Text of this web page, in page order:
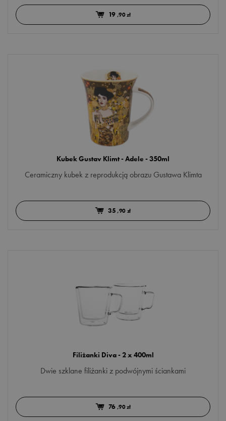
19 ,90 zł
Kubek Gustav Klimt - Adele - 350ml
Ceramiczny kubek z reprodukcją obrazu Gustawa Klimta
35,90 zł
Filiżanki Diva - 2 x 400ml
Dwie szklane filiżanki z podwójnymi ściankami
76 ,90 zł